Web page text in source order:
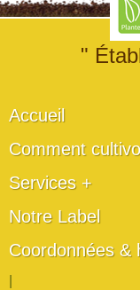
"
Accueil
Comment
Services +
Notre Label
Coordonnées &